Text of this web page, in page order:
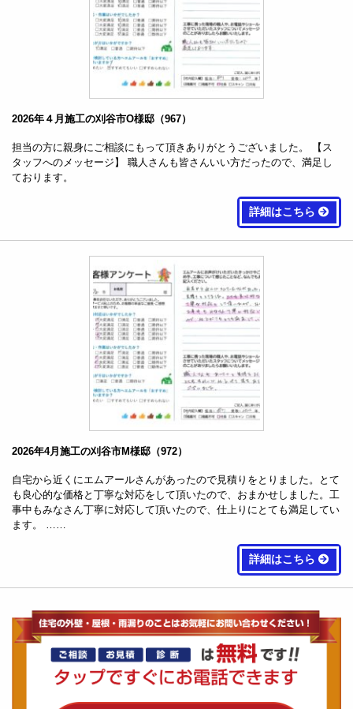
2026年４月施工の刈谷市O様邸（967）
担当の方に親身にご相談にもって頂きありがとうございました。 【ス
タッフへのメッセージ】 職人さんも皆さんいい方だったので、満足し
ております。
詳細はこちら
2026年4月施工の刈谷市M様邸（972）
自宅から近くにエムアールさんがあったので見積りをとりました。とて
も良心的な価格と丁寧な対応をして頂いたので、おまかせしました。工
事中もみなさん丁寧に対応して頂いたので、仕上りにとても満足してい
ます。 ……
詳細はこちら